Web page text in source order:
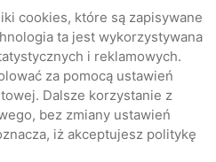
cookies, które są zapisywane
ta jest wykorzystywana
i reklamowych.
za pomocą ustawień
Dalsze korzystanie z
bez zmiany ustawień
iż akceptujesz politykę